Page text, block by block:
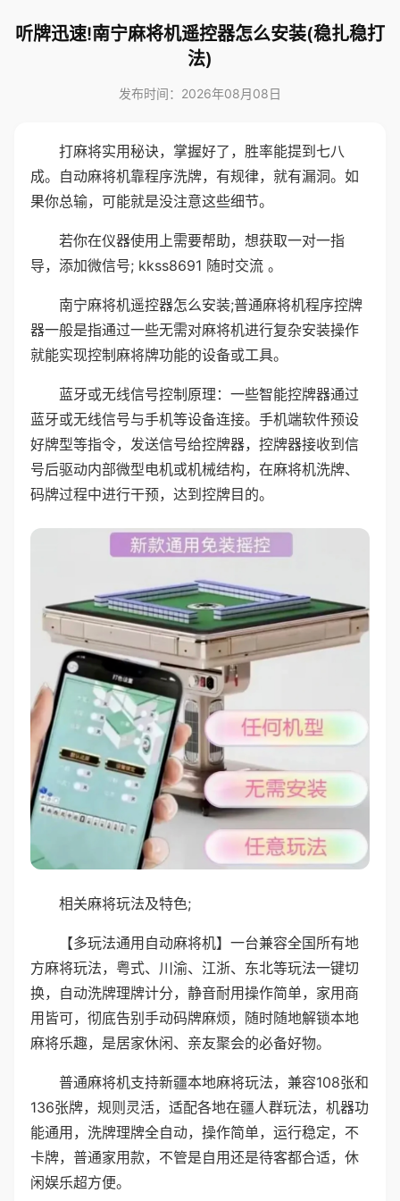
听牌迅速!南宁麻将机遥控器怎么安装(稳扎稳打
法)
发布时间：2026年08月08日
打麻将实用秘诀，掌握好了，胜率能提到七八
成。自动麻将机靠程序洗牌，有规律，就有漏洞。如
果你总输，可能就是没注意这些细节。
若你在仪器使用上需要帮助，想获取一对一指
导，添加微信号; kkss8691 随时交流 。
南宁麻将机遥控器怎么安装;普通麻将机程序控牌
器一般是指通过一些无需对麻将机进行复杂安装操作
就能实现控制麻将牌功能的设备或工具。
蓝牙或无线信号控制原理：一些智能控牌器通过
蓝牙或无线信号与手机等设备连接。手机端软件预设
好牌型等指令，发送信号给控牌器，控牌器接收到信
号后驱动内部微型电机或机械结构，在麻将机洗牌、
码牌过程中进行干预，达到控牌目的。
相关麻将玩法及特色;
【多玩法通用自动麻将机】一台兼容全国所有地
方麻将玩法，粤式、川渝、江浙、东北等玩法一键切
换，自动洗牌理牌计分，静音耐用操作简单，家用商
用皆可，彻底告别手动码牌麻烦，随时随地解锁本地
麻将乐趣，是居家休闲、亲友聚会的必备好物。
普通麻将机支持新疆本地麻将玩法，兼容108张和
136张牌，规则灵活，适配各地在疆人群玩法，机器功
能通用，洗牌理牌全自动，操作简单，运行稳定，不
卡牌，普通家用款，不管是自用还是待客都合适，休
闲娱乐超方便。